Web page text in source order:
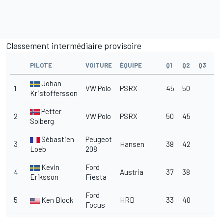
Classement intermédiaire provisoire
PILOTE VOITURE ÉQUIPE Q1 Q2 Q3
1
Johan
Kristoffersson
VW Polo PSRX 45 50
2
Petter
Solberg
VW Polo PSRX 50 45
3
Sébastien
Loeb
Peugeot
208
Hansen 38 42
4
Kevin
Eriksson
Ford
Fiesta
Austria 37 38
5 Ken Block
Ford
Focus
HRD 33 40